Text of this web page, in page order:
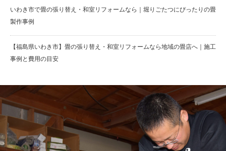
いわき市で畳の張り替え・和室リフォームなら｜堀りごたつにぴったりの畳
製作事例
【福島県いわき市】畳の張り替え・和室リフォームなら地域の畳店へ｜施工
事例と費用の目安